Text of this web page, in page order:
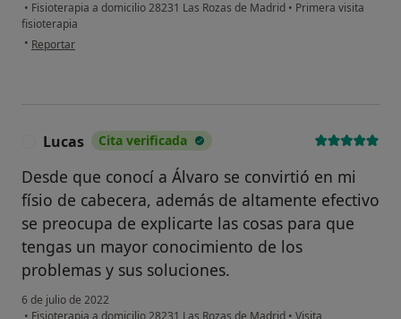
• Fisioterapia a domicilio 28231 Las Rozas de Madrid • Primera visita
fisioterapia
• en opinión del usuario QuiQueB
Reportar
Lucas Cita verificada
Desde que conocí a Álvaro se convirtió en mi
físio de cabecera, además de altamente efectivo
se preocupa de explicarte las cosas para que
tengas un mayor conocimiento de los
problemas y sus soluciones.
6 de julio de 2022
• Fisioterapia a domicilio 28231 Las Rozas de Madrid • Visita